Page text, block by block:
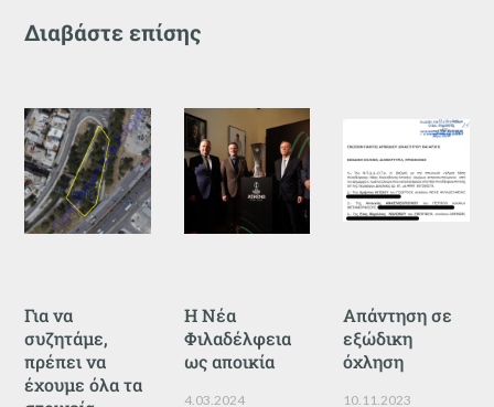
Διαβάστε επίσης
Για να
συζητάμε,
πρέπει να
έχουμε όλα τα
Η Νέα
Φιλαδέλφεια
ως αποικία
4.03.2024
Απάντηση σε
εξώδικη
όχληση
10.11.2023